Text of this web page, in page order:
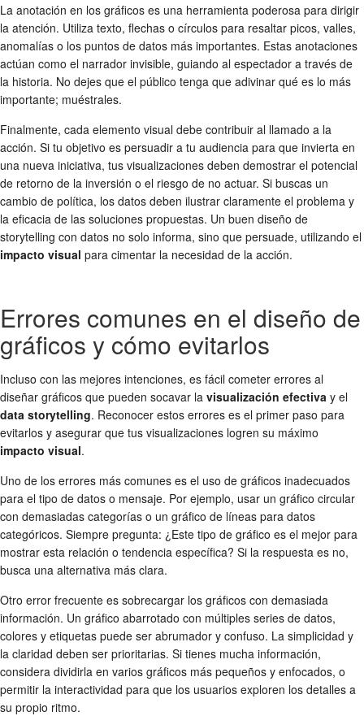
La anotación en los gráficos es una herramienta poderosa para dirigir
la atención. Utiliza texto, flechas o círculos para resaltar picos, valles,
anomalías o los puntos de datos más importantes. Estas anotaciones
actúan como el narrador invisible, guiando al espectador a través de
la historia. No dejes que el público tenga que adivinar qué es lo más
importante; muéstrales.
Finalmente, cada elemento visual debe contribuir al llamado a la
acción. Si tu objetivo es persuadir a tu audiencia para que invierta en
una nueva iniciativa, tus visualizaciones deben demostrar el potencial
de retorno de la inversión o el riesgo de no actuar. Si buscas un
cambio de política, los datos deben ilustrar claramente el problema y
la eficacia de las soluciones propuestas. Un buen diseño de
storytelling con datos no solo informa, sino que persuade, utilizando el
impacto visual para cimentar la necesidad de la acción.
Errores comunes en el diseño de
gráficos y cómo evitarlos
Incluso con las mejores intenciones, es fácil cometer errores al
diseñar gráficos que pueden socavar la visualización efectiva y el
data storytelling. Reconocer estos errores es el primer paso para
evitarlos y asegurar que tus visualizaciones logren su máximo
impacto visual.
Uno de los errores más comunes es el uso de gráficos inadecuados
para el tipo de datos o mensaje. Por ejemplo, usar un gráfico circular
con demasiadas categorías o un gráfico de líneas para datos
categóricos. Siempre pregunta: ¿Este tipo de gráfico es el mejor para
mostrar esta relación o tendencia específica? Si la respuesta es no,
busca una alternativa más clara.
Otro error frecuente es sobrecargar los gráficos con demasiada
información. Un gráfico abarrotado con múltiples series de datos,
colores y etiquetas puede ser abrumador y confuso. La simplicidad y
la claridad deben ser prioritarias. Si tienes mucha información,
considera dividirla en varios gráficos más pequeños y enfocados, o
permitir la interactividad para que los usuarios exploren los detalles a
su propio ritmo.